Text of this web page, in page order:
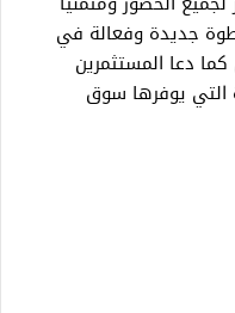
جديدة وفعالة في
دعا المستثمرين
التي يوفرها سوق